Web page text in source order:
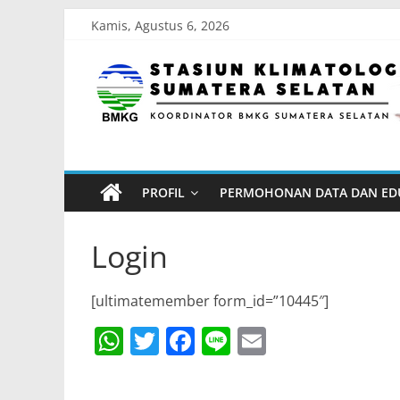
content
Kamis, Agustus 6, 2026
Stasiun
Klimatologi
Sumatera
Selatan
Koordinator
Sumatera
Selatan
PROFIL PERMOHONAN DATA DAN
Login
[ultimatemember form_id=”10445″]
W T F Li